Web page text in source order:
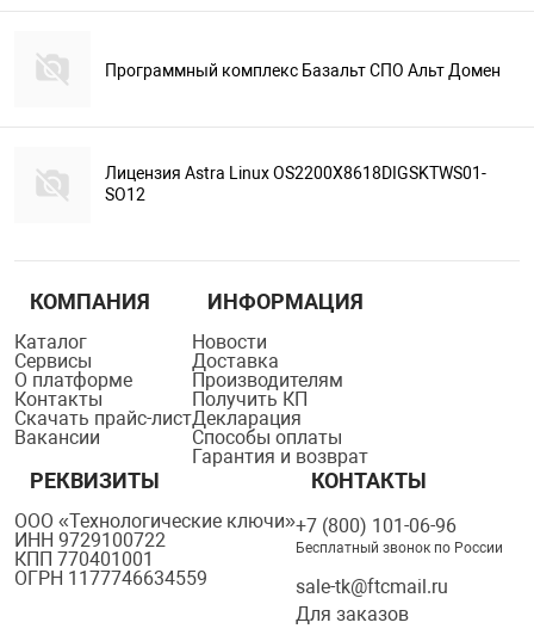
Программный комплекс Базальт СПО Альт Домен
Лицензия Astra Linux OS2200X8618DIGSKTWS01-
SO12
КОМПАНИЯ
Каталог
Сервисы
О платформе
Контакты
Скачать прайс-лист
Вакансии
ИНФОРМАЦИЯ
Новости
Доставка
Производителям
Получить КП
Декларация
Способы оплаты
Гарантия и возврат
РЕКВИЗИТЫ
ООО «Технологические ключи»
ИНН 9729100722
КПП 770401001
ОГРН 1177746634559
КОНТАКТЫ
+7 (800) 101-06-96
Бесплатный звонок по России
sale-tk@ftcmail.ru
Для заказов